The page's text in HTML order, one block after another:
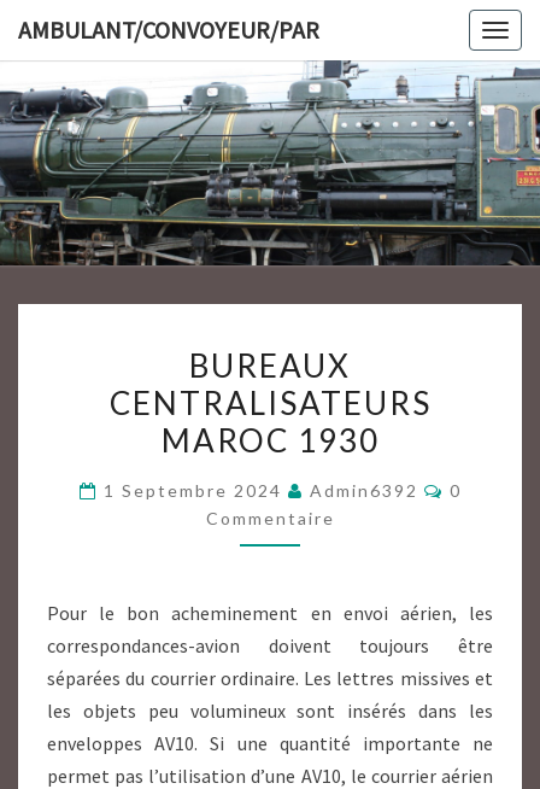
content
AMBULANT/CONVOYEUR/PAR
CENTRALISATEURS
MAROC
1930
BUREAUX
CENTRALISATEURS
MAROC 1930
1 Septembre 2024 Admin6392
0
Commentaire
Pour le bon acheminement en envoi aérien, les
correspondances-avion doivent toujours être
séparées du courrier ordinaire. Les lettres missives et
les objets peu volumineux sont insérés dans les
enveloppes AV10. Si une quantité importante ne
permet pas l’utilisation d’une AV10, le courrier aérien